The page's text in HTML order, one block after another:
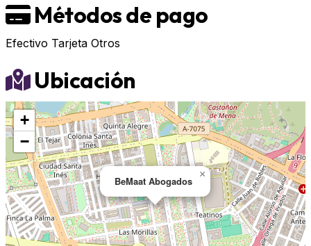
Métodos de pago
Efectivo Tarjeta Otros
Ubicación
BeMaat Abogados
×
+
−